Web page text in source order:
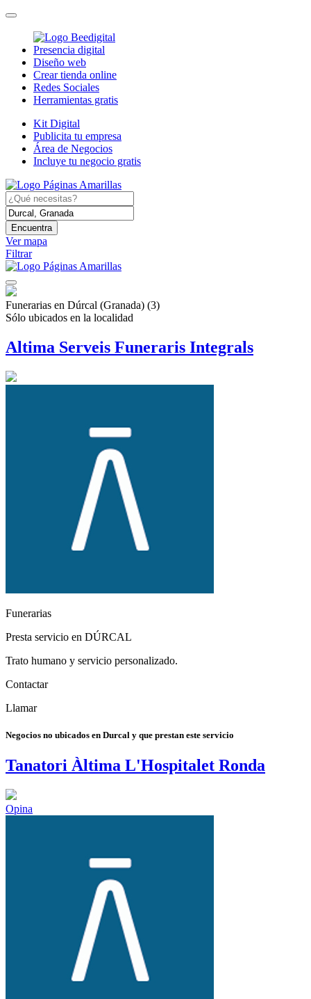
Presencia digital
Diseño web
Crear tienda online
Redes Sociales
Herramientas gratis
Kit Digital
Publicita tu empresa
Área de Negocios
Incluye tu negocio gratis
Encuentra
Ver mapa
Filtrar
Funerarias en Dúrcal (Granada) (3)
Sólo ubicados en la localidad
Altima Serveis Funeraris Integrals
Funerarias
Presta servicio en DÚRCAL
Trato humano y servicio personalizado.
Contactar
Llamar
Negocios no ubicados en Durcal y que prestan este servicio
Tanatori Àltima L'Hospitalet Ronda
Opina